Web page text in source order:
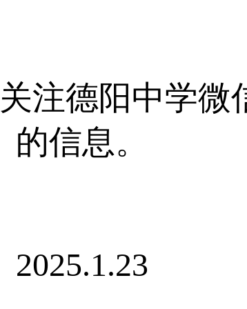
注德阳中学微
的信息。
2025.1.23